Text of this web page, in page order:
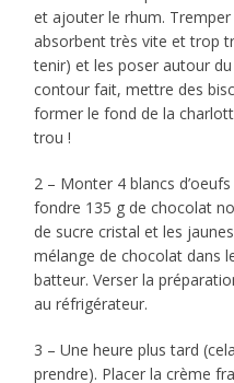
et ajouter le rhum.
absorbent très vite et trop
tenir) et les poser autour
contour fait, mettre des
former le fond de la
trou !
2 – Monter 4 blancs
fondre 135 g de chocolat
de sucre cristal et les
mélange de chocolat dans
batteur. Verser la
au réfrigérateur.
3 – Une heure plus tard
prendre). Placer la crème